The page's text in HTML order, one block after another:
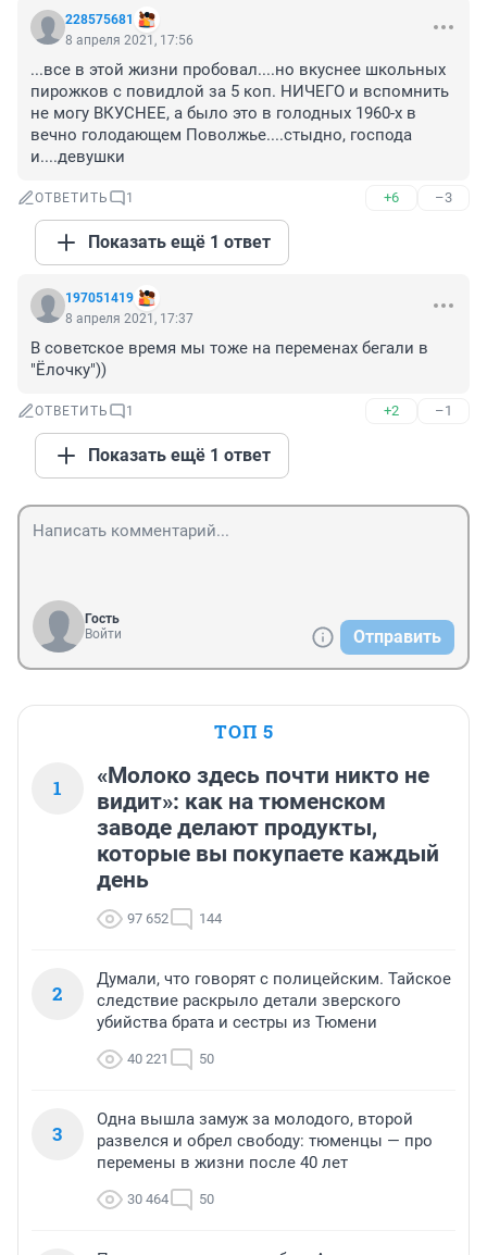
228575681
8 апреля 2021, 17:56
...все в этой жизни пробовал....но вкуснее школьных
пирожков с повидлой за 5 коп. НИЧЕГО и вспомнить
не могу ВКУСНЕЕ, а было это в голодных 1960-х в
вечно голодающем Поволжье....стыдно, господа
и....девушки
ОТВЕТИТЬ 1 +6 –3
Показать ещё 1 ответ
197051419
8 апреля 2021, 17:37
В советское время мы тоже на переменах бегали в
"Ёлочку"))
ОТВЕТИТЬ 1 +2 –1
Показать ещё 1 ответ
Гость
Войти
Отправить
ТОП 5
1
«Молоко здесь почти никто не
видит»: как на тюменском
заводе делают продукты,
которые вы покупаете каждый
день
97 652 144
2
Думали, что говорят с полицейским. Тайское
следствие раскрыло детали зверского
убийства брата и сестры из Тюмени
40 221 50
3
Одна вышла замуж за молодого, второй
развелся и обрел свободу: тюменцы — про
перемены в жизни после 40 лет
30 464 50